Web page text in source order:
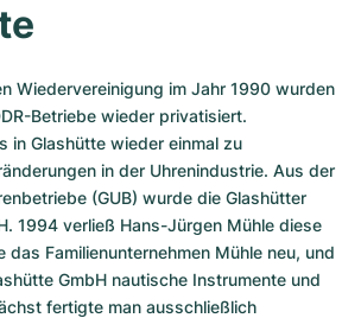
Wiedervereinigung im Jahr 1990 wurden
Betriebe wieder privatisiert.
in Glashütte wieder einmal zu
in der Uhrenindustrie. Aus der
(GUB) wurde die Glashütter
1994 verließ Hans-Jürgen Mühle diese
das Familienunternehmen Mühle neu, und
GmbH nautische Instrumente und
fertigte man ausschließlich